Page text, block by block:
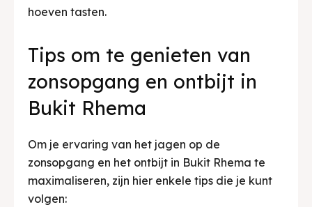
hoeven tasten.
Tips om te genieten van
zonsopgang en ontbijt in
Bukit Rhema
Om je ervaring van het jagen op de
zonsopgang en het ontbijt in Bukit Rhema te
maximaliseren, zijn hier enkele tips die je kunt
volgen: